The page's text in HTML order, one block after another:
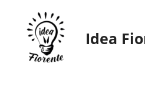
contenuto
Idea